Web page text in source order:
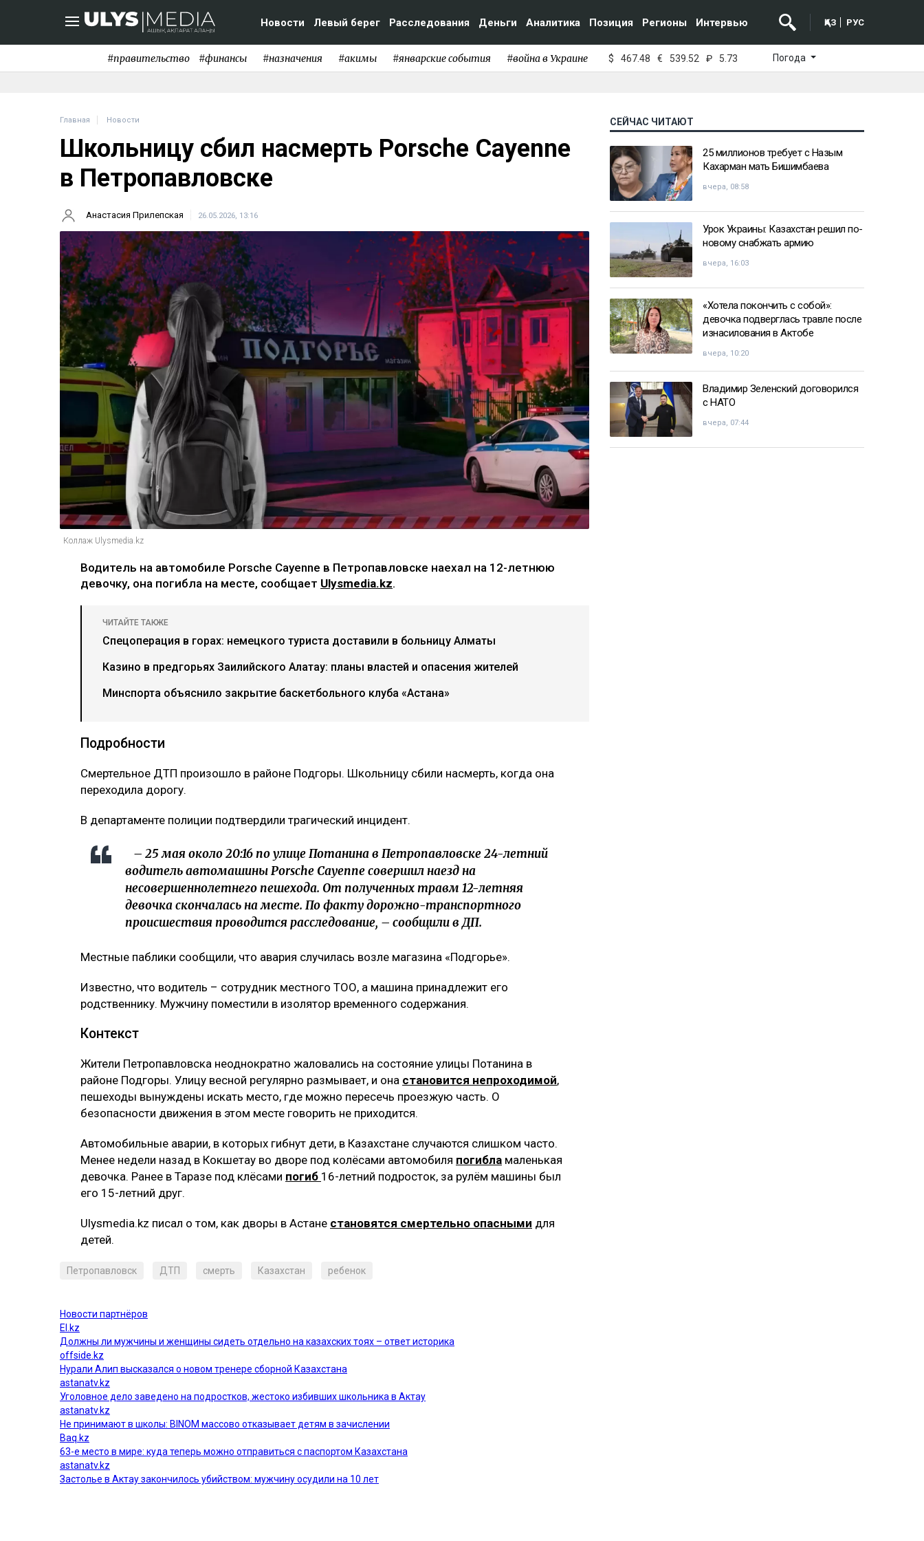
Новости Левый берег Расследования Деньги Аналитика Позиция Регионы Интервью ҚАЗ РУС
#правительство #финансы #назначения #акимы #январские события #война в Украине $ 467.48 € 539.52 ₽ 5.73 Погода
Главная Новости
Школьницу сбил насмерть Porsche Cayenne
в Петропавловске
Анастасия Прилепская 26.05.2026, 13:16
Коллаж Ulysmedia.kz
Водитель на автомобиле Porsche Cayenne в Петропавловске наехал на 12-летнюю
девочку, она погибла на месте, сообщает Ulysmedia.kz.
ЧИТАЙТЕ ТАКЖЕ
Спецоперация в горах: немецкого туриста доставили в больницу Алматы
Казино в предгорьях Заилийского Алатау: планы властей и опасения жителей
Минспорта объяснило закрытие баскетбольного клуба «Астана»
Подробности
Смертельное ДТП произошло в районе Подгоры. Школьницу сбили насмерть, когда она
переходила дорогу.
В департаменте полиции подтвердили трагический инцидент.
– 25 мая около 20:16 по улице Потанина в Петропавловске 24-летний
водитель автомашины Porsche Cayenne совершил наезд на
несовершеннолетнего пешехода. От полученных травм 12-летняя
девочка скончалась на месте. По факту дорожно-транспортного
происшествия проводится расследование, – сообщили в ДП.
Местные паблики сообщили, что авария случилась возле магазина «Подгорье».
Известно, что водитель – сотрудник местного ТОО, а машина принадлежит его
родственнику. Мужчину поместили в изолятор временного содержания.
Контекст
Жители Петропавловска неоднократно жаловались на состояние улицы Потанина в
районе Подгоры. Улицу весной регулярно размывает, и она становится непроходимой,
пешеходы вынуждены искать место, где можно пересечь проезжую часть. О
безопасности движения в этом месте говорить не приходится.
Автомобильные аварии, в которых гибнут дети, в Казахстане случаются слишком часто.
Менее недели назад в Кокшетау во дворе под колёсами автомобиля погибла маленькая
девочка. Ранее в Таразе под клёсами погиб 16-летний подросток, за рулём машины был
его 15-летний друг.
Ulysmedia.kz писал о том, как дворы в Астане становятся смертельно опасными для
детей.
Петропавловск ДТП смерть Казахстан ребенок
СЕЙЧАС ЧИТАЮТ
25 миллионов требует с Назым
Кахарман мать Бишимбаева
вчера, 08:58
Урок Украины: Казахстан решил по-
новому снабжать армию
вчера, 16:03
«Хотела покончить с собой»:
девочка подверглась травле после
изнасилования в Актобе
вчера, 10:20
Владимир Зеленский договорился
с НАТО
вчера, 07:44